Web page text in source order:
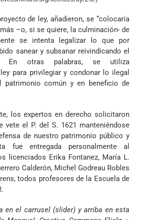
de ley, añadieron, se “colocaría
–o, si se quiere, la culminación- de
se intenta legalizar lo que por
sanear y subsanar reivindicando el
En otras palabras, se utiliza
para privilegiar y condonar lo ilegal
patrimonio común y en beneficio de
los expertos en derecho solicitaron
vete el P. del S. 1621 manteniéndose
de nuestro patrimonio público y
fue entregada personalmente al
licenciados Erika Fontanez, María L.
Calderón, Michel Godreau Robles
todos profesores de la Escuela de
en el carrusel (slider) y arriba en esta